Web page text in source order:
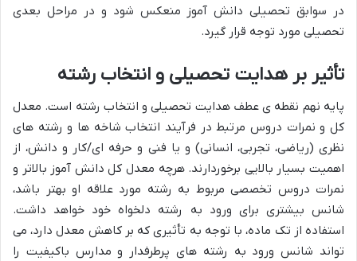
در سوابق تحصیلی دانش آموز منعکس شود و در مراحل بعدی
تحصیلی مورد توجه قرار گیرد.
تأثیر بر هدایت تحصیلی و انتخاب رشته
پایه نهم نقطه ی عطف هدایت تحصیلی و انتخاب رشته است. معدل
کل و نمرات دروس مرتبط در فرآیند انتخاب شاخه ها و رشته های
نظری (ریاضی، تجربی، انسانی) و یا فنی و حرفه ای/کار و دانش، از
اهمیت بسیار بالایی برخوردارند. هرچه معدل کل دانش آموز بالاتر و
نمرات دروس تخصصی مربوط به رشته مورد علاقه او بهتر باشد،
شانس بیشتری برای ورود به رشته دلخواه خود خواهد داشت.
استفاده از تک ماده، با توجه به تأثیری که بر کاهش معدل دارد، می
تواند شانس ورود به رشته های پرطرفدار و مدارس باکیفیت را